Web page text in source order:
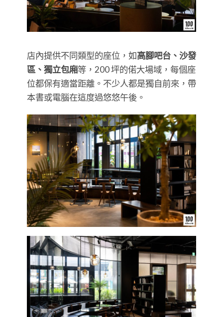
店內提供不同類型的座位，如高腳吧台、沙發
區、獨立包廂等，200 坪的偌大場域，每個座
位都保有適當距離。不少人都是獨自前來，帶
本書或電腦在這度過悠悠午後。